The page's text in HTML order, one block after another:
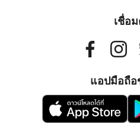
เชื่อ
แอปมือถือ